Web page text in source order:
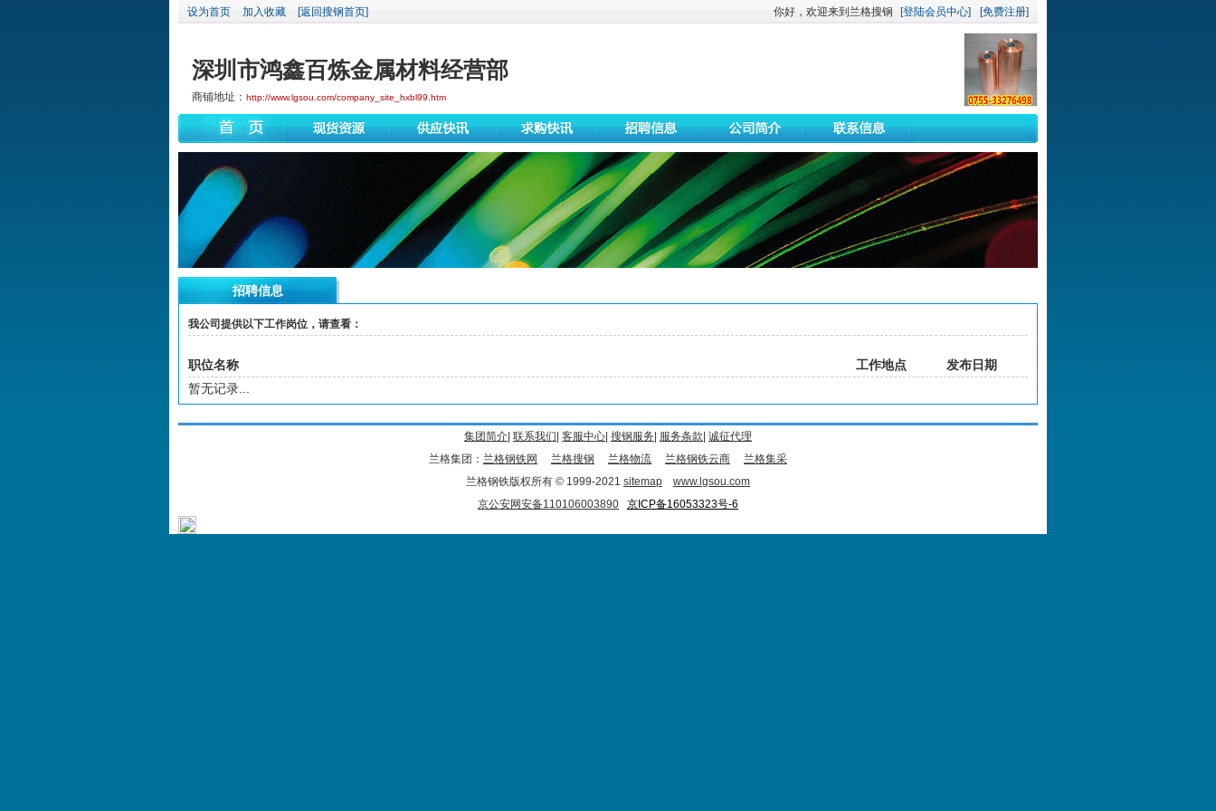
设为首页 加入收藏 [返回搜钢首页] 你好，欢迎来到兰格搜钢 [登陆会员中心] [免费注册]
深圳市鸿鑫百炼金属材料经营部
商铺地址： http://www.lgsou.com/company_site_hxbl99.htm
招聘信息
我公司提供以下工作岗位，请查看：
职位名称 工作地点
发布日期
暂无记录...
集团简介 联系我们 客服中心 搜钢服务 服务条款 诚征代理
兰格集团： 兰格钢铁网 兰格搜钢 兰格物流 兰格钢铁云商
兰格集采
兰格钢铁版权所有 © 1999-2021 sitemap
www.lgsou.com
京公安网安备110106003890
京ICP备16053323号-6